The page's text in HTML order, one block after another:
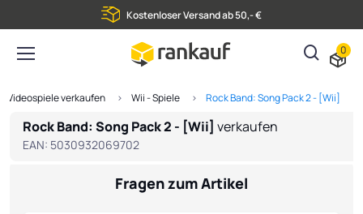
Kostenloser Versand ab 50,- €
0
Videospiele verkaufen Wii - Spiele Rock Band: Song Pack 2 - [Wii]
Rock Band: Song Pack 2 - [Wii] verkaufen
EAN: 5030932069702
Fragen zum Artikel